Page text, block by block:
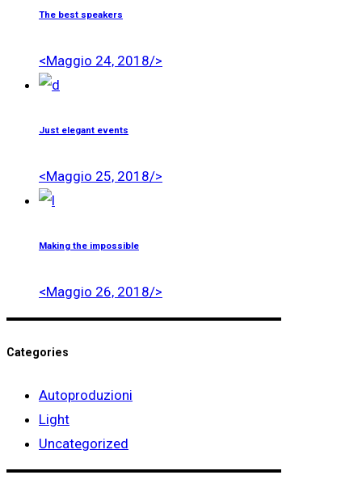
The best speakers
<Maggio 24, 2018/>
Just elegant events
<Maggio 25, 2018/>
Making the impossible
<Maggio 26, 2018/>
Categories
Autoproduzioni
Light
Uncategorized